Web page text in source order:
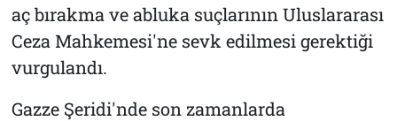
aç bırakma ve abluka suçlarının Uluslararası
Ceza Mahkemesi'ne sevk edilmesi gerektiği
vurgulandı.
Gazze Şeridi'nde son zamanlarda